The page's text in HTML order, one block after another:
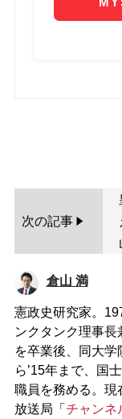
次の記事
倉山 満
憲政史研究家。
ンクタンク理事
を卒業後、同大
ら’15年まで、国
職員を務める。現
放送局「 チャンネ